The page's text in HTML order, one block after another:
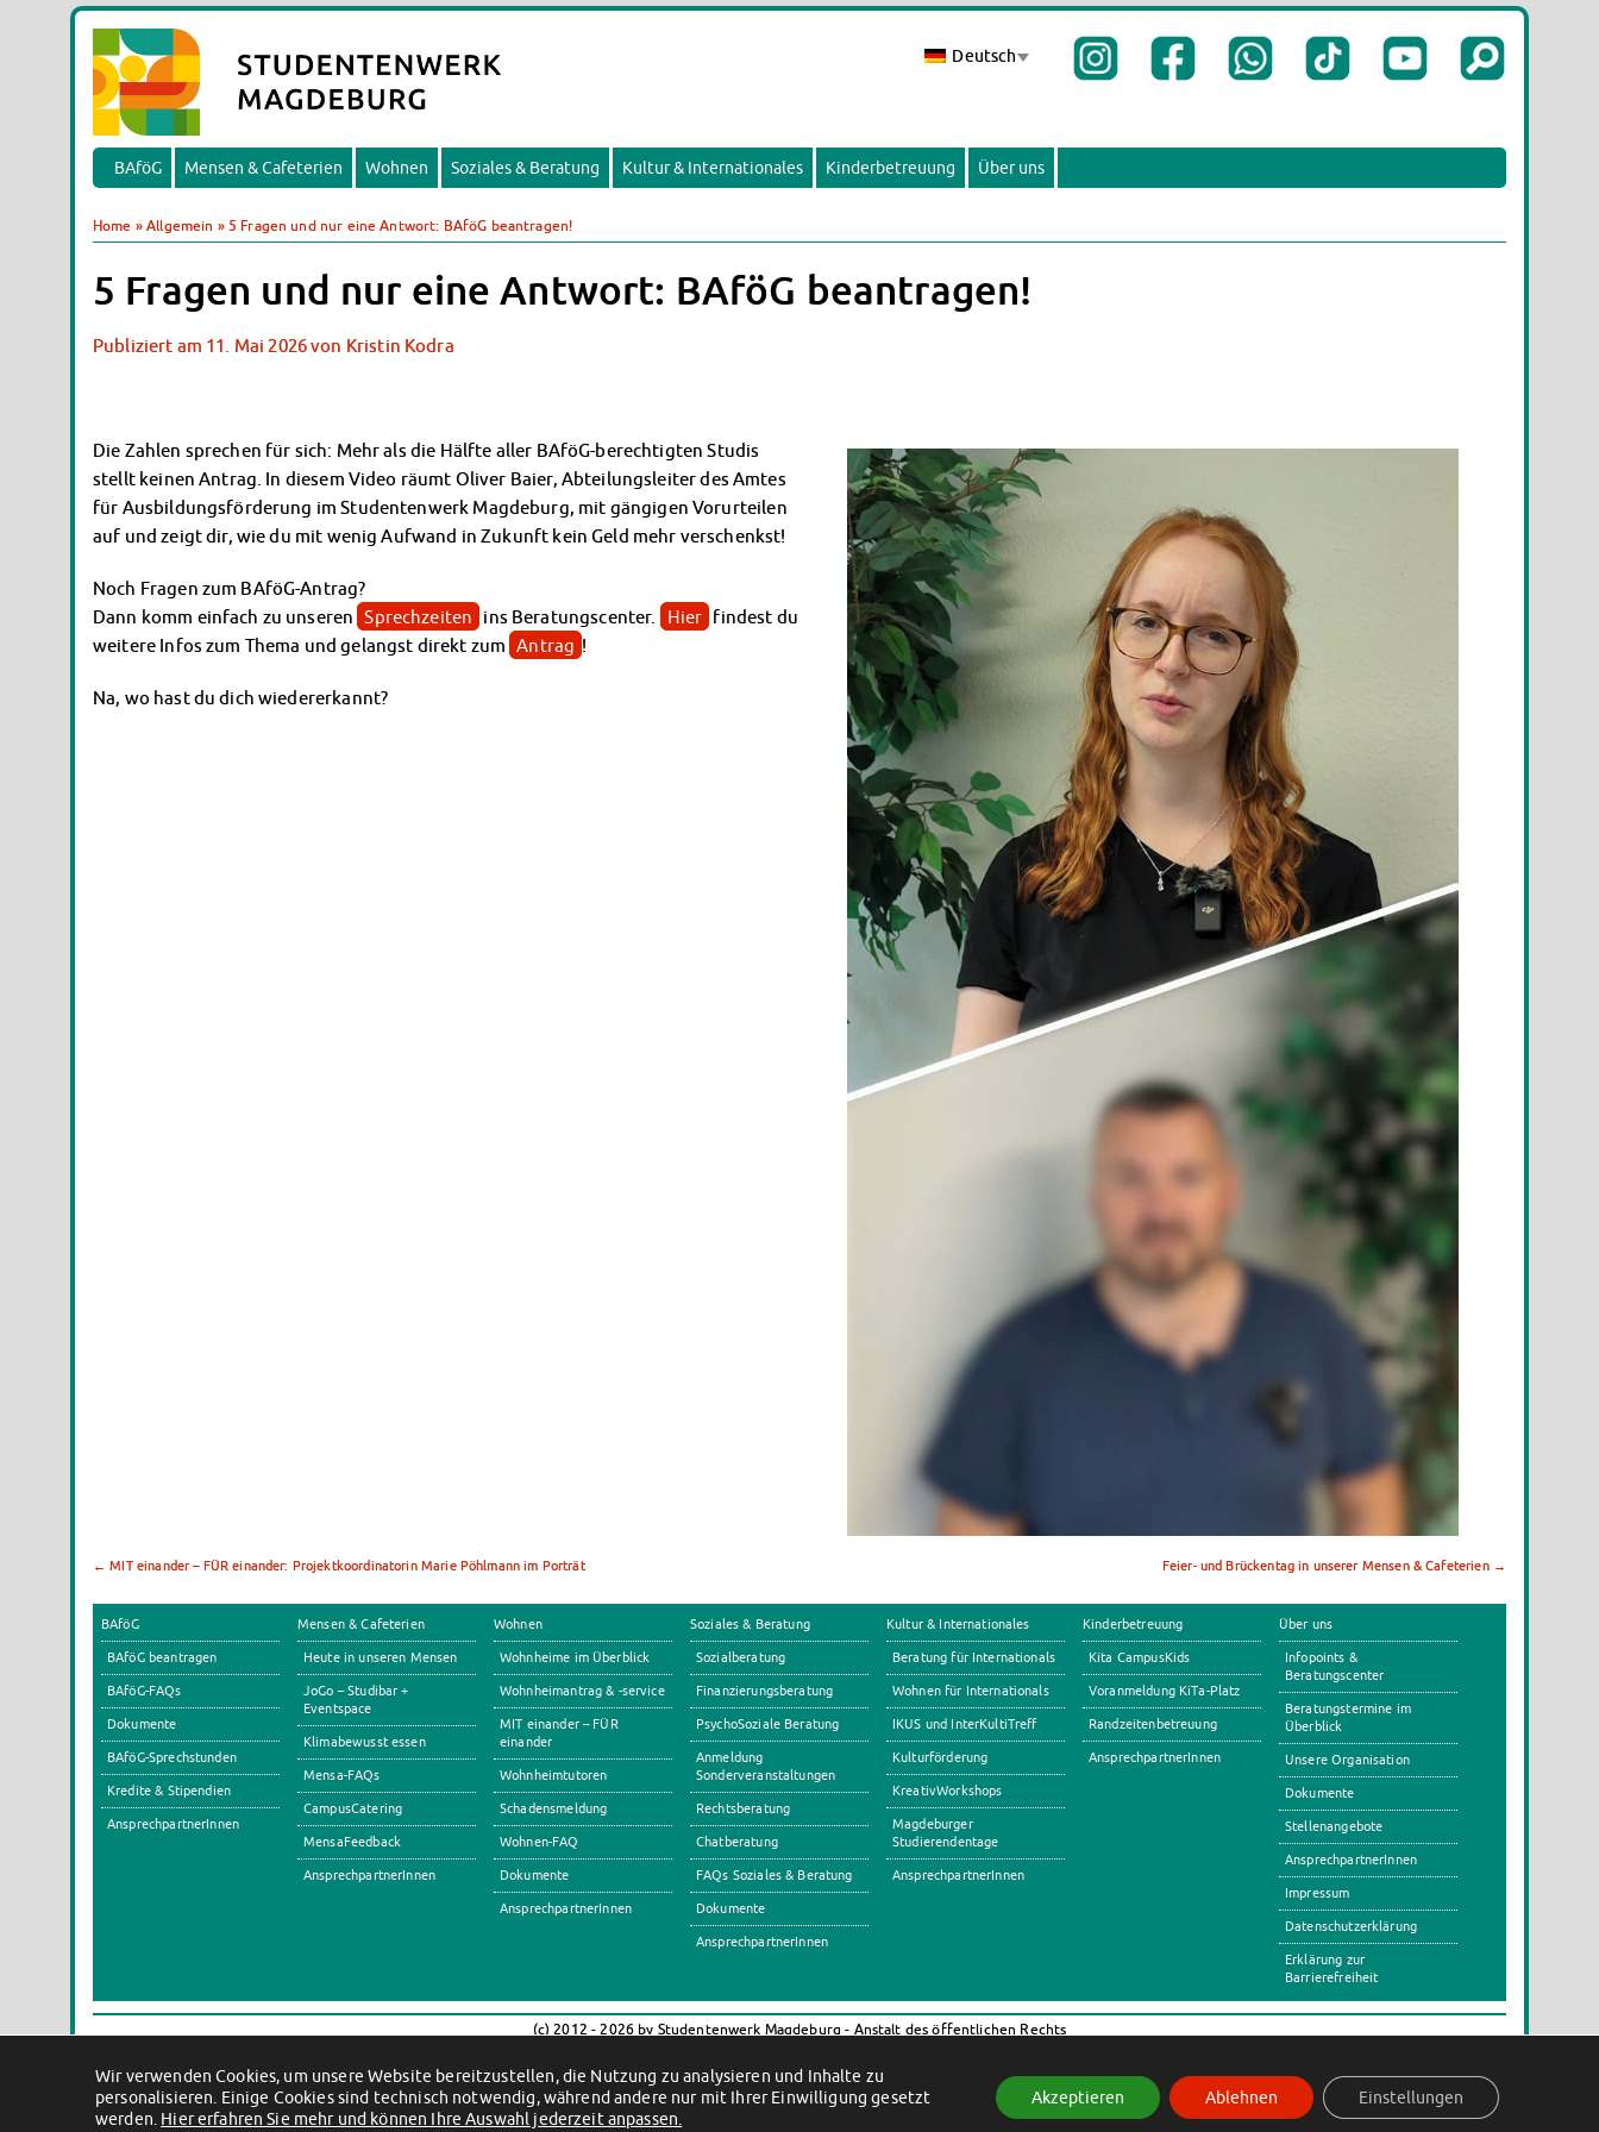
Deutsch
BAföG Mensen & Cafeterien Wohnen Soziales & Beratung Kultur & Internationales Kinderbetreuung Über uns
Home »Allgemein » 5 Fragen und nur eine Antwort: BAföG beantragen!
5 Fragen und nur eine Antwort: BAföG beantragen!
Publiziert am 11. Mai 2026von Kristin Kodra
Die Zahlen sprechen für sich: Mehr als die Hälfte aller BAföG-berechtigten Studis
stellt keinen Antrag. In diesem Video räumt Oliver Baier, Abteilungsleiter des Amtes
für Ausbildungsförderung im Studentenwerk Magdeburg, mit gängigen Vorurteilen
auf und zeigt dir, wie du mit wenig Aufwand in Zukunft kein Geld mehr verschenkst!
Noch Fragen zum BAföG-Antrag?
Dann komm einfach zu unseren Sprechzeiten ins Beratungscenter. Hier findest du
weitere Infos zum Thema und gelangst direkt zum Antrag !
Na, wo hast du dich wiedererkannt?
← MIT einander – FÜR einander: Projektkoordinatorin Marie Pöhlmann im Porträt Feier- und Brückentag in unserer Mensen & Cafeterien →
BAföG
BAföG beantragen
BAföG-FAQs
Dokumente
BAföG-Sprechstunden
Kredite & Stipendien
AnsprechpartnerInnen
Mensen & Cafeterien
Heute in unseren Mensen
JoGo – Studibar +
Eventspace
Klimabewusst essen
Mensa-FAQs
CampusCatering
MensaFeedback
AnsprechpartnerInnen
Wohnen
Wohnheime im Überblick
Wohnheimantrag & -service
MIT einander – FÜR
einander
Wohnheimtutoren
Schadensmeldung
Wohnen-FAQ
Dokumente
AnsprechpartnerInnen
Soziales & Beratung
Sozialberatung
Finanzierungsberatung
PsychoSoziale Beratung
Anmeldung
Sonderveranstaltungen
Rechtsberatung
Chatberatung
FAQs Soziales & Beratung
Dokumente
AnsprechpartnerInnen
Kultur & Internationales
Beratung für Internationals
Wohnen für Internationals
IKUS und InterKultiTreff
Kulturförderung
KreativWorkshops
Magdeburger
Studierendentage
AnsprechpartnerInnen
Kinderbetreuung
Kita CampusKids
Voranmeldung KiTa-Platz
Randzeitenbetreuung
AnsprechpartnerInnen
Über uns
Infopoints &
Beratungscenter
Beratungstermine im
Überblick
Unsere Organisation
Dokumente
Stellenangebote
AnsprechpartnerInnen
Impressum
Datenschutzerklärung
Erklärung zur
Barrierefreiheit
(c) 2012 - 2026 by Studentenwerk Magdeburg - Anstalt des öffentlichen Rechts
Impressum
Datenschutzerklärung Erklärung zur Barrierefreiheit
Wir verwenden Cookies, um unsere Website bereitzustellen, die Nutzung zu analysieren und Inhalte zu
personalisieren. Einige Cookies sind technisch notwendig, während andere nur mit Ihrer Einwilligung gesetzt
werden. Hier erfahren Sie mehr und können Ihre Auswahl jederzeit anpassen.
Akzeptieren Ablehnen Einstellungen